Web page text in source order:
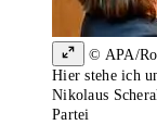
© APA/
Hier stehe ich
Nikolaus
Partei